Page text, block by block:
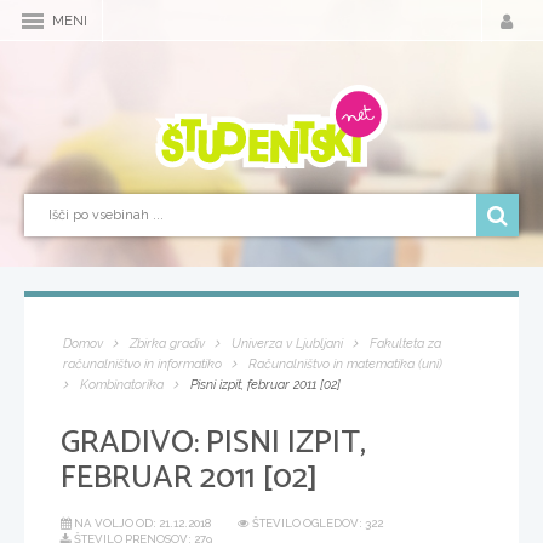
MENI
Domov Zbirka gradiv Univerza v Ljubljani
Fakulteta za
računalništvo in informatiko
Računalništvo in matematika (uni)
Kombinatorika
Pisni izpit, februar 2011 [02]
GRADIVO:PISNI IZPIT,
FEBRUAR 2011 [02]
NA VOLJO OD: 21.12.2018
ŠTEVILO OGLEDOV: 322
ŠTEVILO PRENOSOV: 279